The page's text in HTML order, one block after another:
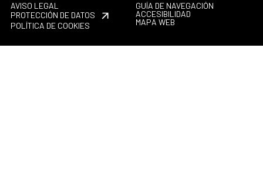
AVISO LEGAL
PROTECCIÓN DE DATOS
POLÍTICA DE COOKIES
GUÍA DE NAVEGACIÓN
ACCESIBILIDAD
MAPA WEB